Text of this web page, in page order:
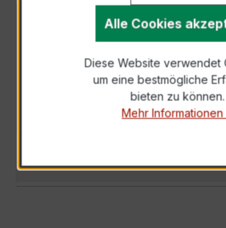
BESCHREIBUNG
Der Wickelstromwandler WSK
Kl.0,5 ist ein kompakter,
Niederspannungs-Messwandler
Mehr
Alle Cookies
Diese Website verwendet
um eine bestmögliche
bieten zu können.
Mehr Informationen